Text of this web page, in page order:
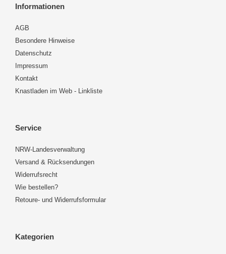
Informationen
AGB
Besondere Hinweise
Datenschutz
Impressum
Kontakt
Knastladen im Web - Linkliste
Service
NRW-Landesverwaltung
Versand & Rücksendungen
Widerrufsrecht
Wie bestellen?
Retoure- und Widerrufsformular
Kategorien